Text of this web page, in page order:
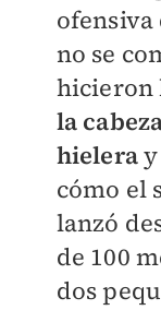
no se
hicieron
la
hieleray
cómo el
lanzó
de 100
dos